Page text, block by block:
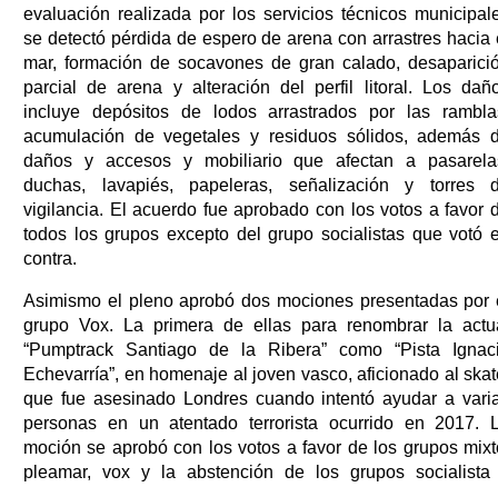
evaluación realizada por los servicios técnicos
se detectó pérdida de espero de arena con arrastres hacia
mar, formación de socavones de gran calado,
parcial de arena y alteración del perfil litoral. Los
incluye depósitos de lodos arrastrados por las
acumulación de vegetales y residuos sólidos, además
daños y accesos y mobiliario que afectan a
duchas, lavapiés, papeleras, señalización y torres
vigilancia. El acuerdo fue aprobado con los votos a favor
todos los grupos excepto del grupo socialistas que votó
contra.
Asimismo el pleno aprobó dos mociones presentadas por
grupo Vox. La primera de ellas para renombrar la
“Pumptrack Santiago de la Ribera” como “Pista
Echevarría”, en homenaje al joven vasco, aficionado al
que fue asesinado Londres cuando intentó ayudar a
personas en un atentado terrorista ocurrido en 2017.
moción se aprobó con los votos a favor de los grupos
pleamar, vox y la abstención de los grupos socialista